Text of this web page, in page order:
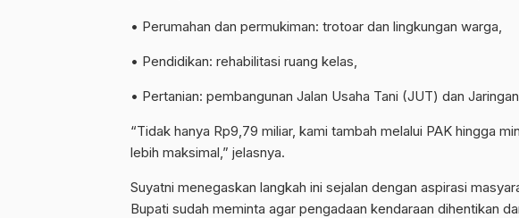
• Perumahan dan permukiman: trotoar dan lingkungan warga,
• Pendidikan: rehabilitasi ruang kelas,
• Pertanian: pembangunan Jalan Usaha Tani (JUT) dan
“Tidak hanya Rp9,79 miliar, kami tambah melalui PAK hingga
lebih maksimal,” jelasnya.
Suyatni menegaskan langkah ini sejalan dengan aspirasi
Bupati sudah meminta agar pengadaan kendaraan dihentikan